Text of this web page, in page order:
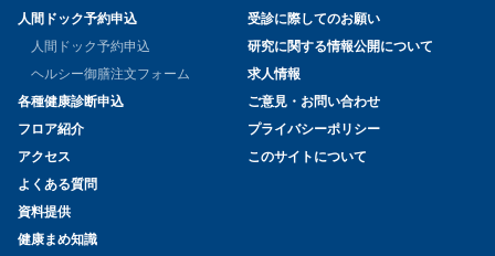
人間ドック予約申込
人間ドック予約申込
ヘルシー御膳注文フォーム
各種健康診断申込
フロア紹介
アクセス
よくある質問
資料提供
健康まめ知識
受診に際してのお願い
研究に関する情報公開について
求人情報
ご意見・お問い合わせ
プライバシーポリシー
このサイトについて